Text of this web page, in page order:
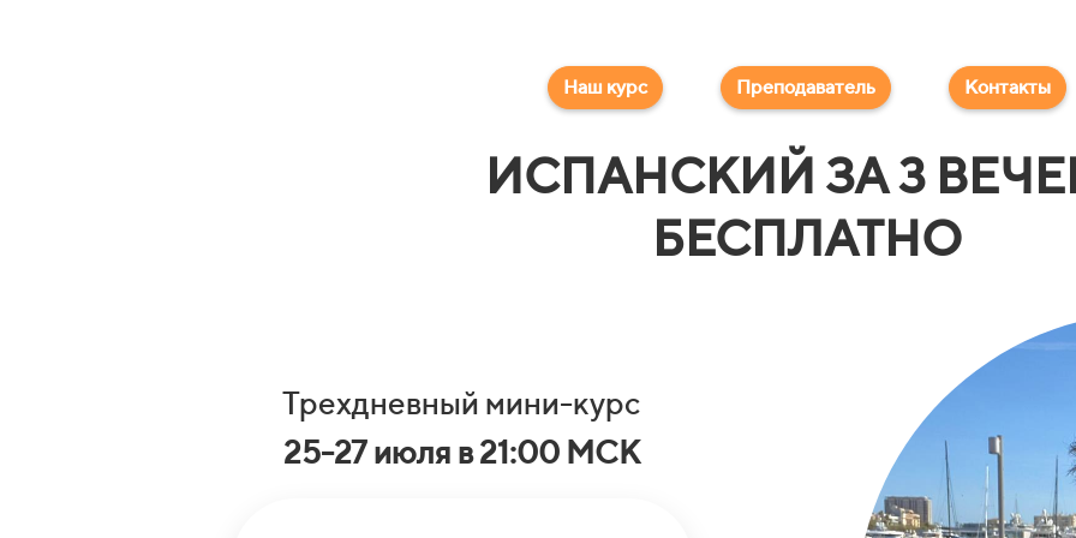
Наш курс Преподаватель Контакты
ИСПАНСКИЙ ЗА 3
БЕСПЛАТНО
Трехдневный мини-курс
25-27 июля в 21:00 МСК